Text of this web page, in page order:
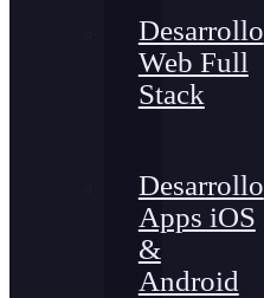
Desarrollo
Web Full
Stack
Desarrollo
Apps iOS
&
Android